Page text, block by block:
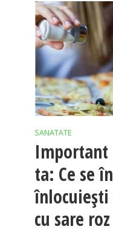
SANATATE
Important
ta: Ce se
înlocuieşti
cu sare